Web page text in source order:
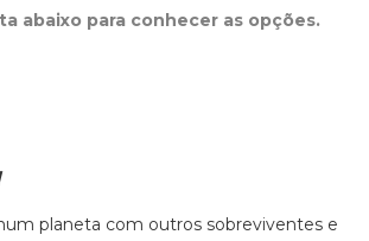
abaixo para conhecer as opções.
planeta com outros sobreviventes e